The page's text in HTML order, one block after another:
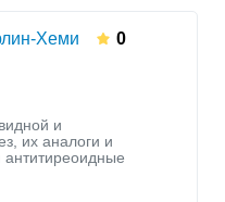
Хеми 0
и
их аналоги и
антитиреоидные